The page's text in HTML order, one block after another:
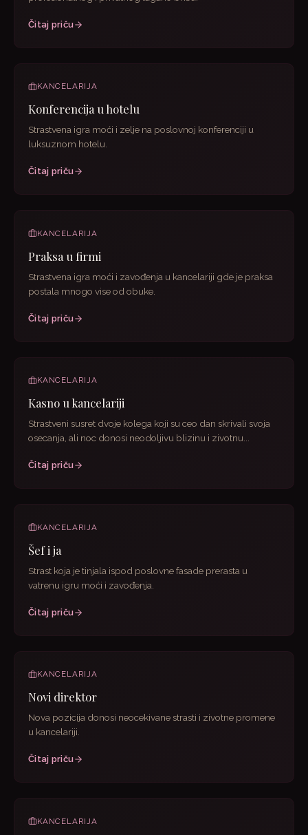
Čitaj priču
KANCELARIJA
Konferencija u hotelu
Strastvena igra moći i zelje na poslovnoj konferenciji u
luksuznom hotelu.
Čitaj priču
KANCELARIJA
Praksa u firmi
Strastvena igra moći i zavođenja u kancelariji gde je praksa
postala mnogo vise od obuke.
Čitaj priču
KANCELARIJA
Kasno u kancelariji
Strastveni susret dvoje kolega koji su ceo dan skrivali svoja
osecanja, ali noc donosi neodoljivu blizinu i zivotnu...
Čitaj priču
KANCELARIJA
Šef i ja
Strast koja je tinjala ispod poslovne fasade prerasta u
vatrenu igru moći i zavođenja.
Čitaj priču
KANCELARIJA
Novi direktor
Nova pozicija donosi neocekivane strasti i zivotne promene
u kancelariji.
Čitaj priču
KANCELARIJA